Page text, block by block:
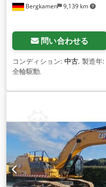
Bergkamen 9,139 km
問い合わせる
コンディション: 中古, 製造年:
全輪駆動,